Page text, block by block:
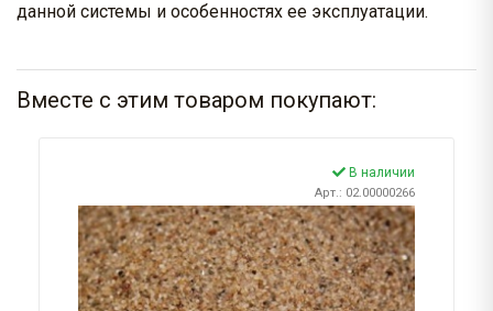
данной системы и особенностях ее эксплуатации.
Вместе с этим товаром покупают:
В наличии
Арт.: 02.00000266